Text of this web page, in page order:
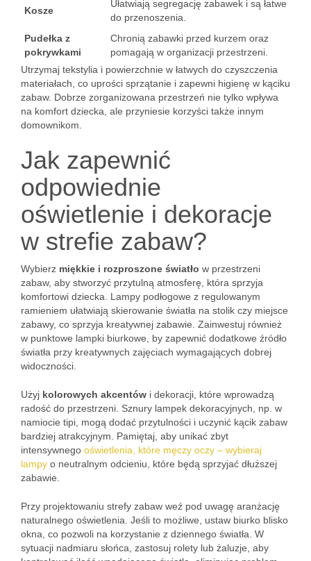
Kosze
Ułatwiają segregację zabawek i są łatwe
do przenoszenia.
Pudełka z
pokrywkami
Chronią zabawki przed kurzem oraz
pomagają w organizacji przestrzeni.
Utrzymaj tekstylia i powierzchnie w łatwych do czyszczenia
materiałach, co uprości sprzątanie i zapewni higienę w kąciku
zabaw. Dobrze zorganizowana przestrzeń nie tylko wpływa
na komfort dziecka, ale przyniesie korzyści także innym
domownikom.
Jak zapewnić
odpowiednie
oświetlenie i dekoracje
w strefie zabaw?
Wybierz miękkie i rozproszone światło w przestrzeni
zabaw, aby stworzyć przytulną atmosferę, która sprzyja
komfortowi dziecka. Lampy podłogowe z regulowanym
ramieniem ułatwiają skierowanie światła na stolik czy miejsce
zabawy, co sprzyja kreatywnej zabawie. Zainwestuj również
w punktowe lampki biurkowe, by zapewnić dodatkowe źródło
światła przy kreatywnych zajęciach wymagających dobrej
widoczności.
Użyj kolorowych akcentów i dekoracji, które wprowadzą
radość do przestrzeni. Sznury lampek dekoracyjnych, np. w
namiocie tipi, mogą dodać przytulności i uczynić kącik zabaw
bardziej atrakcyjnym. Pamiętaj, aby unikać zbyt
intensywnego oświetlenia, które męczy oczy – wybieraj
lampy o neutralnym odcieniu, które będą sprzyjać dłuższej
zabawie.
Przy projektowaniu strefy zabaw weź pod uwagę aranżację
naturalnego oświetlenia. Jeśli to możliwe, ustaw biurko blisko
okna, co pozwoli na korzystanie z dziennego światła. W
sytuacji nadmiaru słońca, zastosuj rolety lub żaluzje, aby